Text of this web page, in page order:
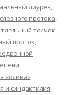
диурез,
протока,
толчок
проток,
«олива»,
и синдактилия,